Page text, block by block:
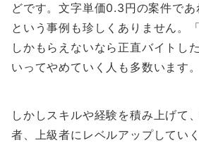
どです。文字単価0.3円の案件で
という事例も珍しくありません。
しかもらえないなら正直バイトし
いってやめていく人も多数います。
しかしスキルや経験を積み上げて
者、上級者にレベルアップしてい